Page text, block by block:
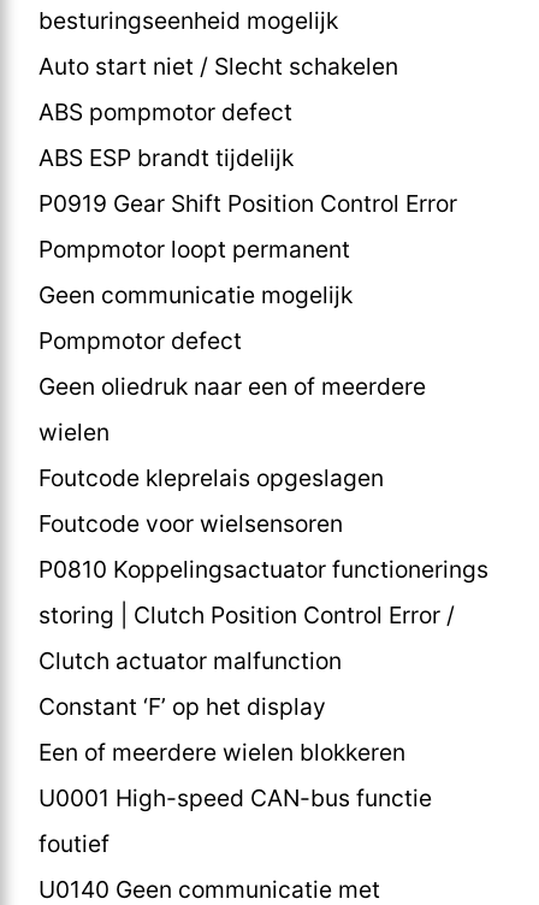
besturingseenheid mogelijk
Auto start niet / Slecht schakelen
ABS pompmotor defect
ABS ESP brandt tijdelijk
P0919 Gear Shift Position Control Error
Pompmotor loopt permanent
Geen communicatie mogelijk
Pompmotor defect
Geen oliedruk naar een of meerdere
wielen
Foutcode kleprelais opgeslagen
Foutcode voor wielsensoren
P0810 Koppelingsactuator functionerings
storing | Clutch Position Control Error /
Clutch actuator malfunction
Constant ‘F’ op het display
Een of meerdere wielen blokkeren
U0001 High-speed CAN-bus functie
foutief
U0140 Geen communicatie met